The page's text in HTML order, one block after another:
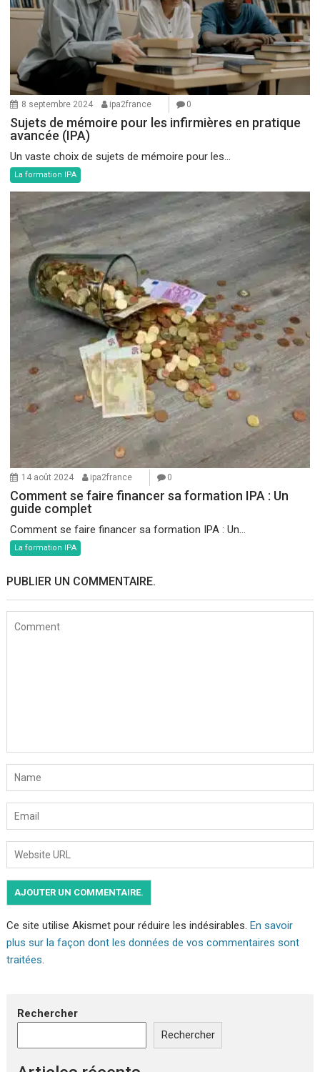
8 septembre 2024 ipa2france 0
Sujets de mémoire pour les infirmières en pratique
avancée (IPA)
Un vaste choix de sujets de mémoire pour les...
La formation IPA
14 août 2024 ipa2france 0
Comment se faire financer sa formation IPA : Un
guide complet
Comment se faire financer sa formation IPA : Un...
La formation IPA
PUBLIER UN COMMENTAIRE.
Ce site utilise Akismet pour réduire les indésirables.En savoir
plus sur la façon dont les données de vos commentaires sont
traitées.
Rechercher
Rechercher